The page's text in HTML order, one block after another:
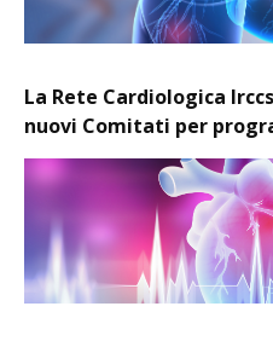
La Rete Cardiologica
nuovi Comitati per